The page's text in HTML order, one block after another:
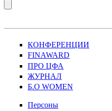
КОНФЕРЕНЦИИ
FINAWARD
ПРО ЦФА
ЖУРНАЛ
Б.О WOMEN
Персоны